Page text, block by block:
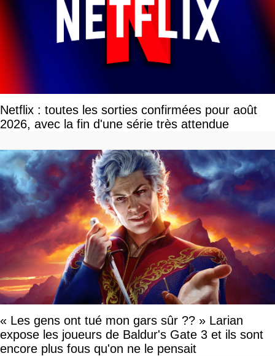
Netflix : toutes les sorties confirmées pour août
2026, avec la fin d'une série très attendue
« Les gens ont tué mon gars sûr ?? » Larian
expose les joueurs de Baldur's Gate 3 et ils sont
encore plus fous qu'on ne le pensait